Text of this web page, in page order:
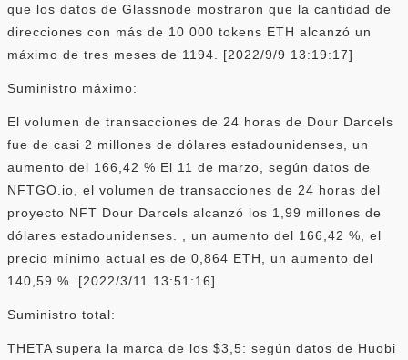
que los datos de Glassnode mostraron que la cantidad de
direcciones con más de 10 000 tokens ETH alcanzó un
máximo de tres meses de 1194. [2022/9/9 13:19:17]
Suministro máximo:
El volumen de transacciones de 24 horas de Dour Darcels
fue de casi 2 millones de dólares estadounidenses, un
aumento del 166,42 % El 11 de marzo, según datos de
NFTGO.io, el volumen de transacciones de 24 horas del
proyecto NFT Dour Darcels alcanzó los 1,99 millones de
dólares estadounidenses. , un aumento del 166,42 %, el
precio mínimo actual es de 0,864 ETH, un aumento del
140,59 %. [2022/3/11 13:51:16]
Suministro total:
THETA supera la marca de los $3,5: según datos de Huobi